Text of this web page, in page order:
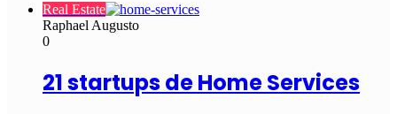
Real Estate
Raphael Augusto
0
21 startups de Home Services